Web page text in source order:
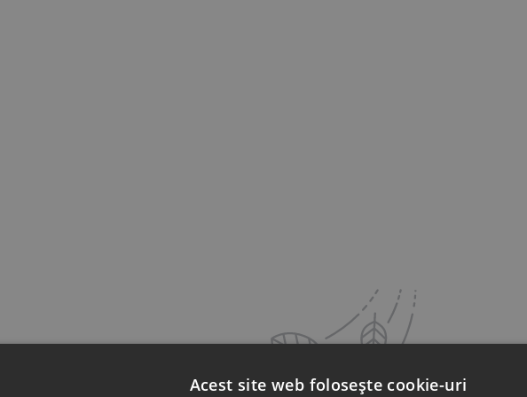
Acest site web folosește cookie-uri